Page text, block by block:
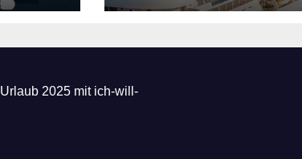
Urlaub 2025 mit ich-will-